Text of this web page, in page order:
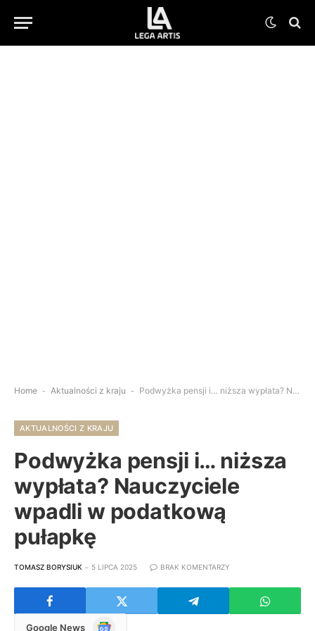
Home - Aktualności z kraju - Podwyżka pensji i… niższa wypłata? Nauczyciele wpadli w podatkową pułapkę
AKTUALNOŚCI Z KRAJU
Podwyżka pensji i… niższa
wypłata? Nauczyciele
wpadli w podatkową
pułapkę
TOMASZ BORYSIUK 5 LIPCA 2025 BRAK KOMENTARZY
Google News Google